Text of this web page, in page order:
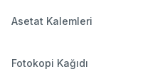
Asetat Kalemleri
Fotokopi Kağıdı